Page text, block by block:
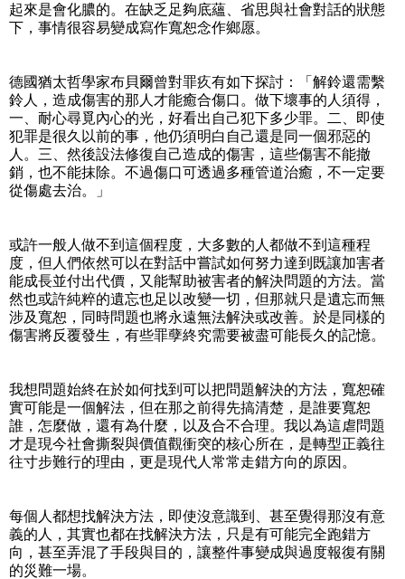
起來是會化膿的。在缺乏足夠底蘊、省思與社會對話的狀態
下，事情很容易變成寫作寬恕念作鄉愿。
德國猶太哲學家布貝爾曾對罪疚有如下探討：「解鈴還需繫
鈴人，造成傷害的那人才能癒合傷口。做下壞事的人須得，
一、耐心尋覓內心的光，好看出自己犯下多少罪。二、即使
犯罪是很久以前的事，他仍須明白自己還是同一個邪惡的
人。三、然後設法修復自己造成的傷害，這些傷害不能撤
銷，也不能抹除。不過傷口可透過多種管道治癒，不一定要
從傷處去治。」
或許一般人做不到這個程度，大多數的人都做不到這種程
度，但人們依然可以在對話中嘗試如何努力達到既讓加害者
能成長並付出代價，又能幫助被害者的解決問題的方法。當
然也或許純粹的遺忘也足以改變一切，但那就只是遺忘而無
涉及寬恕，同時問題也將永遠無法解決或改善。於是同樣的
傷害將反覆發生，有些罪孽終究需要被盡可能長久的記憶。
我想問題始終在於如何找到可以把問題解決的方法，寬恕確
實可能是一個解法，但在那之前得先搞清楚，是誰要寬恕
誰，怎麼做，還有為什麼，以及合不合理。我以為這虐問題
才是現今社會撕裂與價值觀衝突的核心所在，是轉型正義往
往寸步難行的理由，更是現代人常常走錯方向的原因。
每個人都想找解決方法，即使沒意識到、甚至覺得那沒有意
義的人，其實也都在找解決方法，只是有可能完全跑錯方
向，甚至弄混了手段與目的，讓整件事變成與過度報復有關
的災難一場。